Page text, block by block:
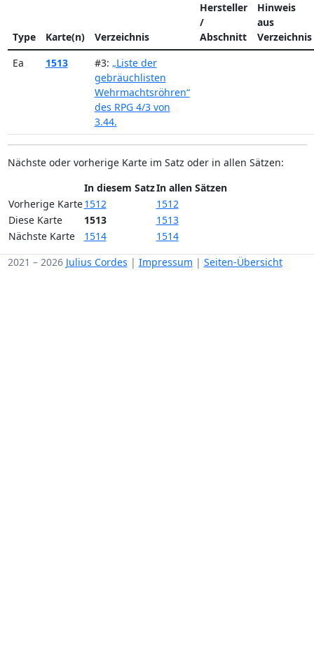
Type Karte(n) Verzeichnis
Hersteller
/
Abschnitt
Hinweis
aus
Verzeichnis
Ea
1513 #3: „Liste der
gebräuchlisten
Wehrmachtsröhren“
des RPG 4/3 von
3.44.
Nächste oder vorherige Karte im Satz oder in allen Sätzen:
In diesem SatzIn allen Sätzen
Vorherige Karte1512
1512
Diese Karte
1513
1513
Nächste Karte
1514
1514
2021 – 2026 Julius Cordes | Impressum | Seiten-Übersicht